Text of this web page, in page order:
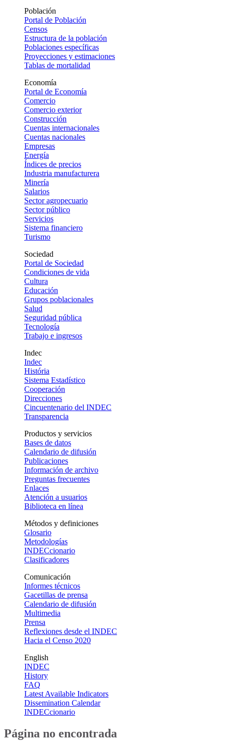
Población
Portal de Población
Censos
Estructura de la población
Poblaciones específicas
Proyecciones y estimaciones
Tablas de mortalidad
Economía
Portal de Economía
Comercio
Comercio exterior
Construcción
Cuentas internacionales
Cuentas nacionales
Empresas
Energía
Índices de precios
Industria manufacturera
Minería
Salarios
Sector agropecuario
Sector público
Servicios
Sistema financiero
Turismo
Sociedad
Portal de Sociedad
Condiciones de vida
Cultura
Educación
Grupos poblacionales
Salud
Seguridad pública
Tecnología
Trabajo e ingresos
Indec
Indec
História
Sistema Estadístico
Cooperación
Direcciones
Cincuentenario del INDEC
Transparencia
Productos y servicios
Bases de datos
Calendario de difusión
Publicaciones
Información de archivo
Preguntas frecuentes
Enlaces
Atención a usuarios
Biblioteca en línea
Métodos y definiciones
Glosario
Metodologías
INDECcionario
Clasificadores
Comunicación
Informes técnicos
Gacetillas de prensa
Calendario de difusión
Multimedia
Prensa
Reflexiones desde el INDEC
Hacia el Censo 2020
English
INDEC
History
FAQ
Latest Available Indicators
Dissemination Calendar
INDECcionario
Página no encontrada